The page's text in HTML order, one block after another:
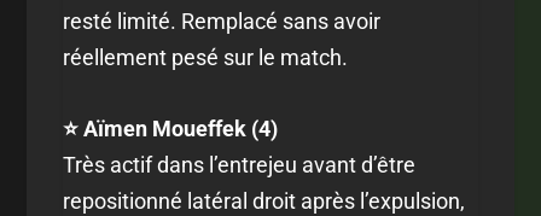
resté limité. Remplacé sans avoir
réellement pesé sur le match.
⭐ Aïmen Moueffek (4)
Très actif dans l’entrejeu avant d’être
repositionné latéral droit après l’expulsion,